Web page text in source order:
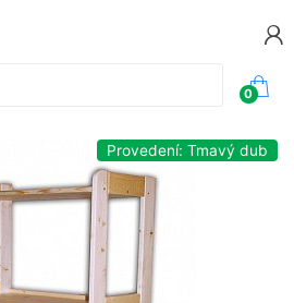
0
Provedení: Tmavý dub